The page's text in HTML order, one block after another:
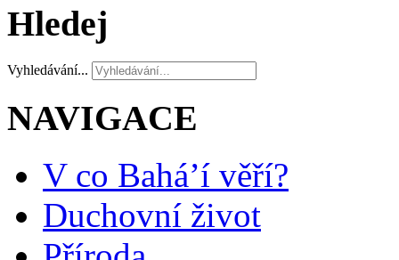
Hledej
Vyhledávání...
NAVIGACE
V co Bahá’í věří?
Duchovní život